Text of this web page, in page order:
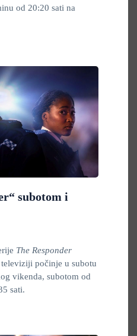
od 20:20 sati na
subotom i
The Responder
počinje u subotu
vikenda, subotom od
sati.